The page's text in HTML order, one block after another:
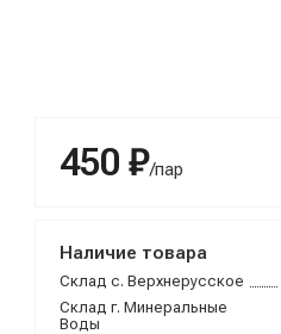
450 ₽/пар
Наличие товара
Склад с. Верхнерусское
Склад г. Минеральные
Воды